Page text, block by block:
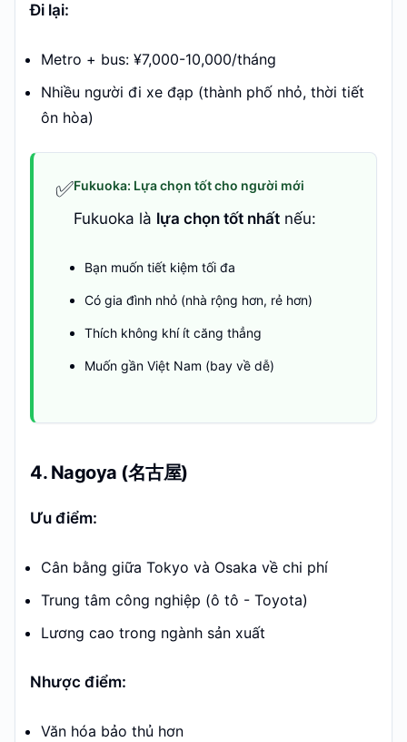
Đi lại:
Metro + bus: ¥7,000-10,000/tháng
Nhiều người đi xe đạp (thành phố nhỏ, thời tiết
ôn hòa)
✅Fukuoka: Lựa chọn tốt cho người mới
Fukuoka là lựa chọn tốt nhất nếu:
Bạn muốn tiết kiệm tối đa
Có gia đình nhỏ (nhà rộng hơn, rẻ hơn)
Thích không khí ít căng thẳng
Muốn gần Việt Nam (bay về dễ)
4. Nagoya (名古屋)
Ưu điểm:
Cân bằng giữa Tokyo và Osaka về chi phí
Trung tâm công nghiệp (ô tô - Toyota)
Lương cao trong ngành sản xuất
Nhược điểm:
Văn hóa bảo thủ hơn